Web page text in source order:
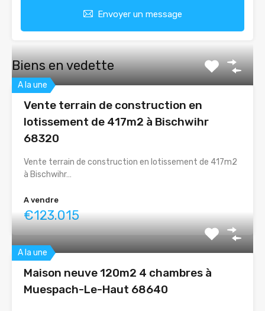
Envoyer un message
Biens en vedette
A la une
Vente terrain de construction en
lotissement de 417m2 à Bischwihr
68320
Vente terrain de construction en lotissement de 417m2
à Bischwihr…
A vendre
€123.015
A la une
Maison neuve 120m2 4 chambres à
Muespach-Le-Haut 68640